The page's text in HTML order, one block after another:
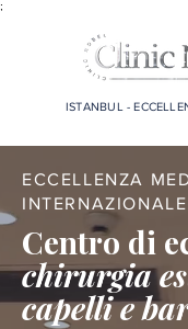
;
ISTANBUL -
ECCELLENZA
INTERNAZIONALE
Centro di
chirurgia
capelli e